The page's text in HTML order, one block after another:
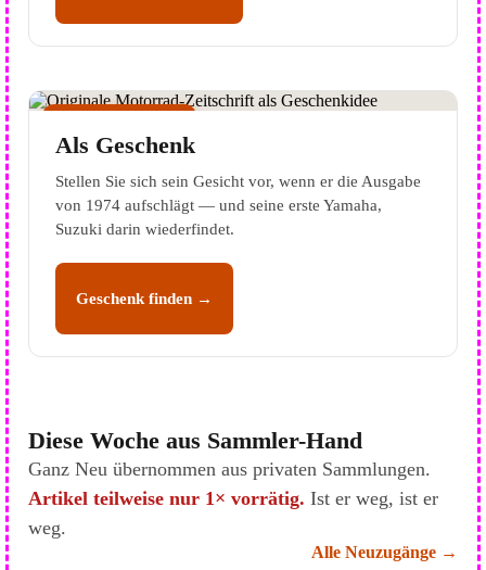
Als Geschenk
Stellen Sie sich sein Gesicht vor, wenn er die Ausgabe
von 1974 aufschlägt — und seine erste Yamaha,
Suzuki darin wiederfindet.
Geschenk finden →
Diese Woche aus Sammler-Hand
Ganz Neu übernommen aus privaten Sammlungen.
Artikel teilweise nur 1× vorrätig. Ist er weg, ist er
weg.
Alle Neuzugänge →